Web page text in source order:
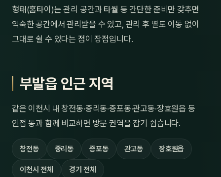
형태(홈타이)는 관리 공간과 타월 등 간단한 준비만 갖추면
익숙한 공간에서 관리받을 수 있고, 관리 후 별도 이동 없이
그대로 쉴 수 있다는 점이 장점입니다.
부발읍 인근 지역
같은 이천시 내 창전동·중리동·증포동·관고동·장호원읍 등
인접 동과 함께 비교하면 방문 권역을 잡기 쉽습니다.
창전동 중리동 증포동 관고동 장호원읍
이천시 전체 경기 전체